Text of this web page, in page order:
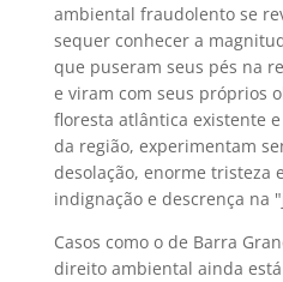
ambiental fraudolento se
sequer conhecer a
que puseram seus pés na
e viram com seus próprios
floresta atlântica existente
da região, experimentam
desolação, enorme tristeza
indignação e descrença na
Casos como o de Barra
direito ambiental ainda